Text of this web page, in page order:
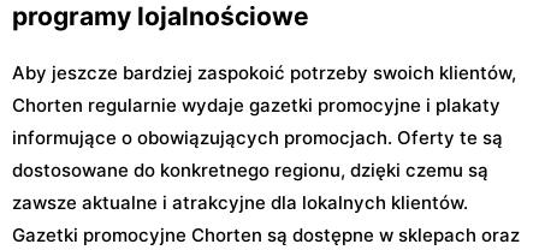
programy lojalnościowe
Aby jeszcze bardziej zaspokoić potrzeby swoich klientów,
Chorten regularnie wydaje gazetki promocyjne i plakaty
informujące o obowiązujących promocjach. Oferty te są
dostosowane do konkretnego regionu, dzięki czemu są
zawsze aktualne i atrakcyjne dla lokalnych klientów.
Gazetki promocyjne Chorten są dostępne w sklepach oraz